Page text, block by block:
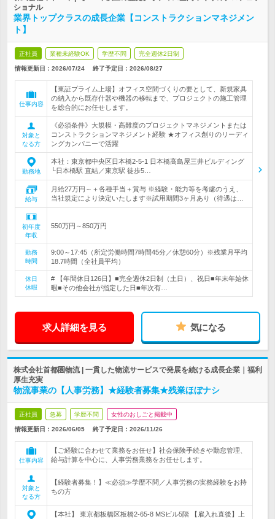
ショナル
業界トップクラスの成長企業【コンストラクションマネジメン
ト】
正社員 業種未経験OK 学歴不問 完全週休2日制
情報更新日：2026/07/24 終了予定日： 2026/08/27
仕事内容
【東証プライム上場】オフィス空間づくりの要として、新規家具
の納入から既存什器や機器の移転まで、プロジェクトの施工管理
を総合的にお任せします。
対象と
なる方
《必須条件》大規模・高難度のプロジェクトマネジメントまたは
コンストラクションマネジメント経験 ★オフィス創りのリーディ
ングカンパニーで活躍
勤務地
本社：東京都中央区日本橋2-5-1 日本橋高島屋三井ビルディング
└日本橋駅 直結／東京駅 徒歩5…
給与
月給27万円～＋各種手当＋賞与 ※経験・能力等を考慮のうえ、
当社規定により決定いたします※試用期間3ヶ月あり（待遇は…
初年度
年収
550万円～850万円
勤務
時間
9:00～17:45（所定労働時間7時間45分／休憩60分）※残業月平均
18.7時間（全社員平均）
休日
休暇
# 【年間休日126日】■完全週休2日制（土日）、祝日■年末年始休
暇■その他会社が指定した日■年次有…
求人詳細を見る 気になる
株式会社首都圏物流 | 一貫した物流サービスで発展を続ける成長企業｜福利
厚生充実
物流事業の【人事労務】★経験者募集★残業ほぼナシ
正社員 急募 学歴不問 女性のおしごと掲載中
情報更新日：2026/06/05 終了予定日： 2026/11/26
仕事内容
【ご経験に合わせて業務をお任せ】社会保険手続きや勤怠管理、
給与計算を中心に、人事労務業務をお任せします。
対象と
なる方
【経験者募集！】≪必須≫学歴不問／人事労務の実務経験をお持
ちの方
【本社】 東京都板橋区板橋2-65-8 MSビル5階 【雇入れ直後】上